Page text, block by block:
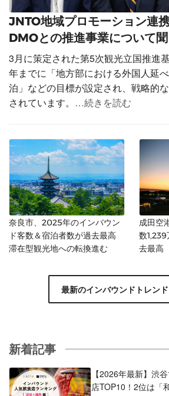
JNTO地域プロモーション連
DMOとの推進事業について聞
3月に策定された第5次観光立国推進
年までに「地方部における外国人延
泊」などの目標が設定され、戦略的
されています。 …続きを読む
奈良市、2025年のインバウン
ド客数＆宿泊者数が過去最高
滞在型観光地への転換進む
成田空
数
去最高
最新のインバウンドトレン
新着記事
【2026年最新】渋
店TOP10！2位は「